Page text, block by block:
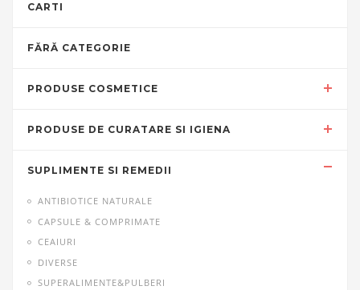
CARTI
FĂRĂ CATEGORIE
PRODUSE COSMETICE
PRODUSE DE CURATARE SI IGIENA
SUPLIMENTE SI REMEDII
ANTIBIOTICE NATURALE
CAPSULE & COMPRIMATE
CEAIURI
DIVERSE
SUPERALIMENTE&PULBERI